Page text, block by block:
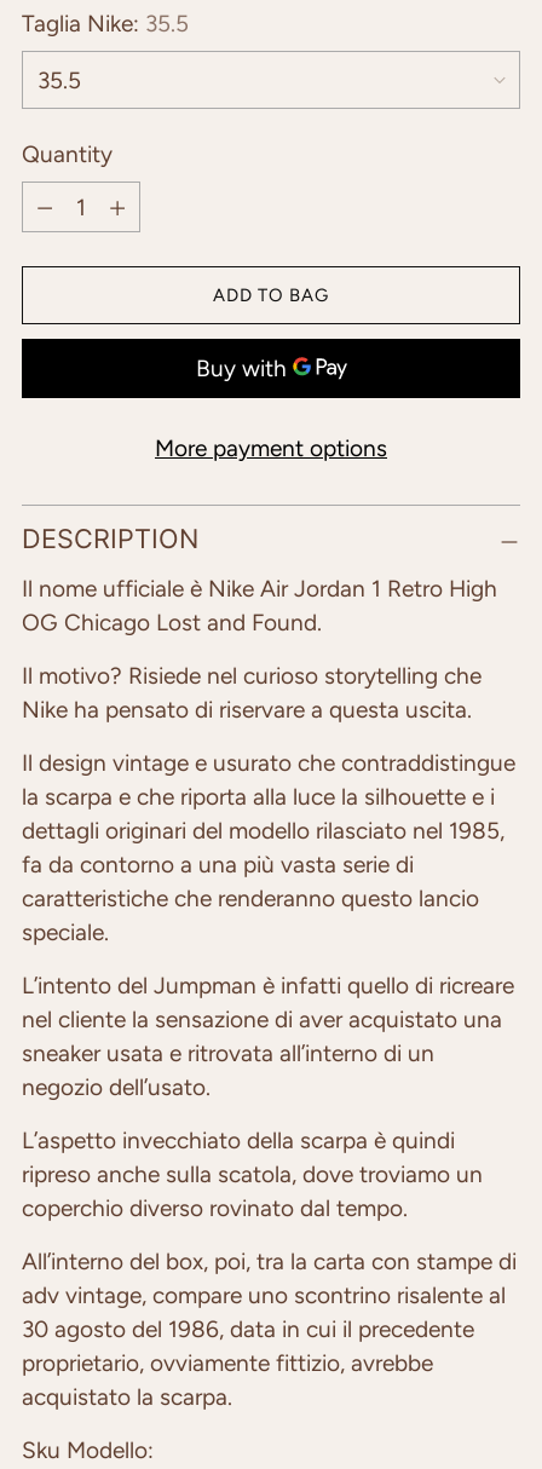
Taglia Nike: 35.5
Quantity
Quantity
ADD TO BAG
More payment options
Adding
product
to
your
DESCRIPTION
Il nome ufficiale è Nike Air Jordan 1 Retro High
OG Chicago Lost and Found.
Il motivo? Risiede nel curioso storytelling che
Nike ha pensato di riservare a questa uscita.
Il design vintage e usurato che contraddistingue
la scarpa e che riporta alla luce la silhouette e i
dettagli originari del modello rilasciato nel 1985,
fa da contorno a una più vasta serie di
caratteristiche che renderanno questo lancio
speciale.
L’intento del Jumpman è infatti quello di ricreare
nel cliente la sensazione di aver acquistato una
sneaker usata e ritrovata all’interno di un
negozio dell’usato.
L’aspetto invecchiato della scarpa è quindi
ripreso anche sulla scatola, dove troviamo un
coperchio diverso rovinato dal tempo.
All’interno del box, poi, tra la carta con stampe di
adv vintage, compare uno scontrino risalente al
30 agosto del 1986, data in cui il precedente
proprietario, ovviamente fittizio, avrebbe
acquistato la scarpa.
Sku Modello: